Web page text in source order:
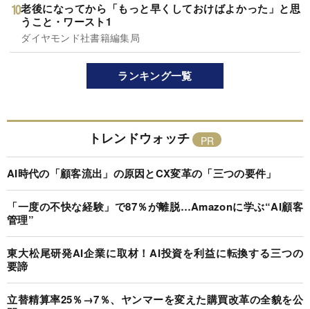
老後になってから「もっと早くしておけばよかった」と思
うこと・ワースト1
ダイヤモンド社書籍編集局
ランキング一覧
トレンドウォッチ
AI時代の「顧客流出」の原因とCX変革の「三つの要件」
「一度の不快な経験」で87％が離脱…Amazonに学ぶ“AI顧客
管理”
東大松尾研発AI企業に取材！AI投資を利益に転換する三つの
要諦
立替精算率25％→7％、ヤンマーを変えた購買改革の全貌を公